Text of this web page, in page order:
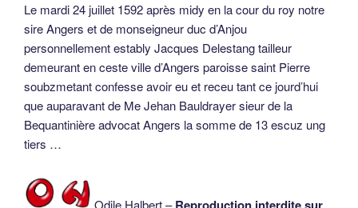
Le mardi 24 juillet 1592 après midy en la cour du roy notre
sire Angers et de monseigneur duc d’Anjou
personnellement estably Jacques Delestang tailleur
demeurant en ceste ville d’Angers paroisse saint Pierre
soubzmetant confesse avoir eu et receu tant ce jourd’hui
que auparavant de Me Jehan Bauldrayer sieur de la
Bequantinière advocat Angers la somme de 13 escuz ung
tiers …
Odile Halbert –